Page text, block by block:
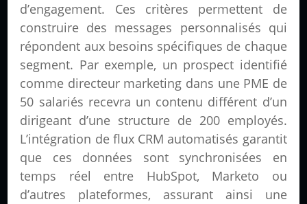
d’engagement. Ces critères permettent de
construire des messages personnalisés qui
répondent aux besoins spécifiques de chaque
segment. Par exemple, un prospect identifié
comme directeur marketing dans une PME de
50 salariés recevra un contenu différent d’un
dirigeant d’une structure de 200 employés.
L’intégration de flux CRM automatisés garantit
que ces données sont synchronisées en
temps réel entre HubSpot, Marketo ou
d’autres plateformes, assurant ainsi une